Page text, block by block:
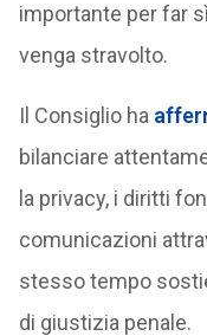
importante per far
venga stravolto.
Il Consiglio ha
bilanciare
la privacy, i diritti
comunicazioni
stesso tempo
di giustizia penale.